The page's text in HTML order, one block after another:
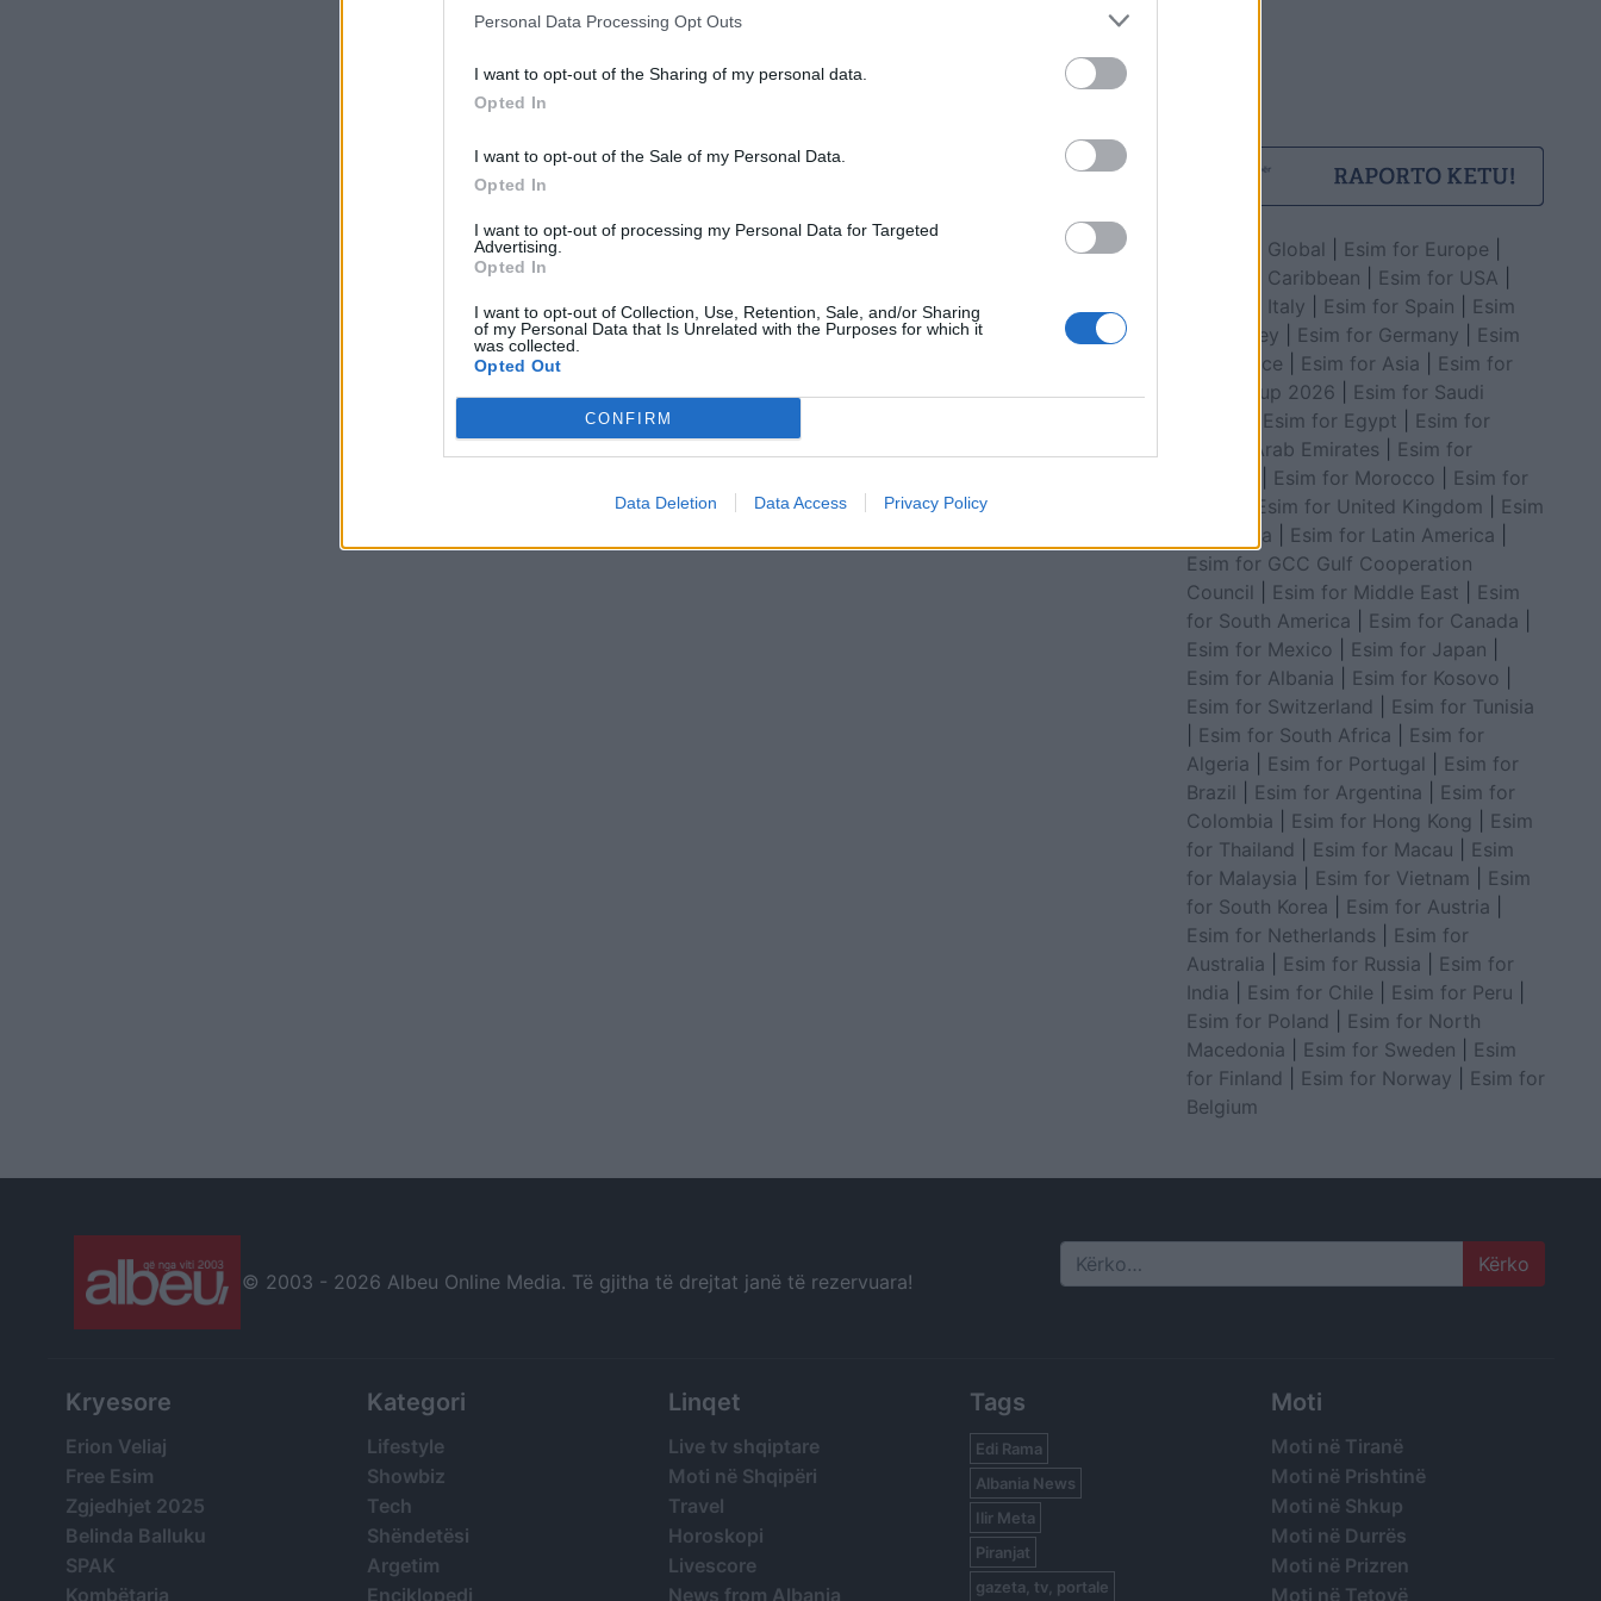
Personal Data Processing Opt Outs
I want to opt-out of the Sharing of my personal data.
Opted In
I want to opt-out of the Sale of my Personal Data.
Opted In
I want to opt-out of processing my Personal Data for Targeted
Advertising.
Opted In
I want to opt-out of Collection, Use, Retention, Sale, and/or Sharing
of my Personal Data that Is Unrelated with the Purposes for which it
was collected.
Opted Out
CONFIRM
Data Deletion Data Access Privacy Policy
Esim for Global Esim for Europe
Esim for Caribbean
Esim for USA
Esim for Italy
Esim for Spain
Esim
for Turkey
Esim for Germany
Esim
for Greece
Esim for Asia
Esim for
World Cup 2026
Esim for Saudi
Esim for Egypt
Esim for
United Arab Emirates
Esim for
Esim for Morocco
Esim for
Esim for United Kingdom
Esim
for Africa
Esim for Latin America
Esim for GCC Gulf Cooperation
Council
Esim for Middle East
Esim
for South America
Esim for Canada
Esim for Mexico
Esim for Japan
Esim for Albania
Esim for Kosovo
Esim for Switzerland
Esim for Tunisia
Esim for South Africa
Esim for
Algeria
Esim for Portugal
Esim for
Brazil
Esim for Argentina
Esim for
Colombia
Esim for Hong Kong
Esim
for Thailand
Esim for Macau
Esim
for Malaysia
Esim for Vietnam
Esim
for South Korea
Esim for Austria
Esim for Netherlands
Esim for
Australia
Esim for Russia
Esim for
India
Esim for Chile Esim for Peru
Esim for Poland
Esim for North
Macedonia
Esim for Sweden
Esim
for Finland
Esim for Norway
Esim for
Belgium
© 2003 - 2026 Albeu Online Media. Të gjitha të drejtat janë të rezervuara! Search
Kryesore
Erion Veliaj
Free Esim
Zgjedhjet 2025
Belinda Balluku
SPAK
Kombëtarja
Kategori
Lifestyle
Showbiz
Tech
Shëndetësi
Argetim
Enciklopedi
Linqet
Live tv shqiptare
Moti në Shqipëri
Travel
Horoskopi
Livescore
News from Albania
Tags
Edi Rama
Albania News
Ilir Meta
Piranjat
gazeta, tv, portale
Moti
Moti në Tiranë
Moti në Prishtinë
Moti në Shkup
Moti në Durrës
Moti në Prizren
Moti në Tetovë